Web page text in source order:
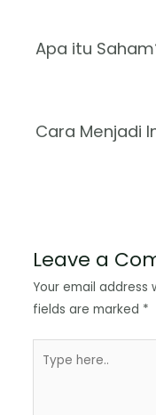
Apa itu
Cara Menjadi
Leave a
Your email address
fields are marked *